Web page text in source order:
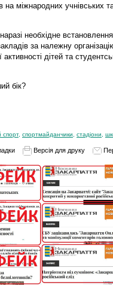
на міжнародних учнівських
необхідне
за належну
дітей та
бік?
спорт, спортмайданчики стадіони
Версія для друку